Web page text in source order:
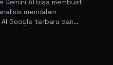
Gemini AI bisa membuat
mendalam
Google terbaru dan